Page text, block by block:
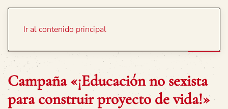
Ir al contenido principal
Campaña «¡Educación no sexista
para construir proyecto de vida!»